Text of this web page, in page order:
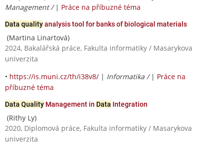
Management / | Práce na příbuzné téma
Data qualityanalysis tool for banks of biological materials
(Martina Linartová)
2024, Bakalářská práce, Fakulta informatiky / Masarykova
univerzita
• https://is.muni.cz/th/i38v8/ | Informatika / | Práce na
příbuzné téma
Data Quality Management in Data Integration
(Rithy Ly)
2020, Diplomová práce, Fakulta informatiky / Masarykova
univerzita